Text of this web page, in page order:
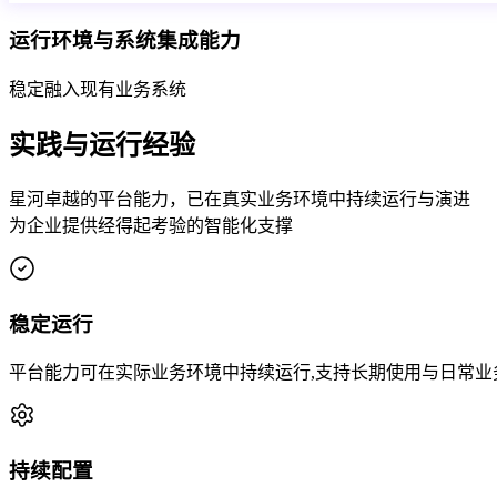
运行环境与系统集成能力
稳定融入现有业务系统
实践与运行经验
星河卓越的平台能力，已在真实业务环境中持续运行与演进
为企业提供经得起考验的智能化支撑
稳定运行
平台能力可在实际业务环境中持续运行,支持长期使用与日常
持续配置